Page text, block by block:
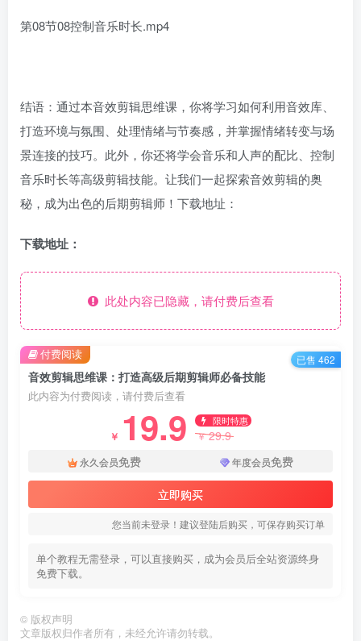
第08节08控制音乐时长.mp4
结语：通过本音效剪辑思维课，你将学习如何利用音效库、
打造环境与氛围、处理情绪与节奏感，并掌握情绪转变与场
景连接的技巧。此外，你还将学会音乐和人声的配比、控制
音乐时长等高级剪辑技能。让我们一起探索音效剪辑的奥
秘，成为出色的后期剪辑师！下载地址：
下载地址：
此处内容已隐藏，请付费后查看
音效剪辑思维课：打造高级后期剪辑师必备技能
此内容为付费阅读，请付费后查看
￥ 19.9 限时特惠
￥29.9
永久会员免费 年度会员免费
立即购买
您当前未登录！建议登陆后购买，可保存购买订单
单个教程无需登录，可以直接购买，成为会员后全站资源终身
免费下载。
付费阅读 已售 462
© 版权声明
文章版权归作者所有，未经允许请勿转载。